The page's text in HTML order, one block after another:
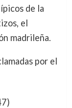
de la
el
madrileña.
por el